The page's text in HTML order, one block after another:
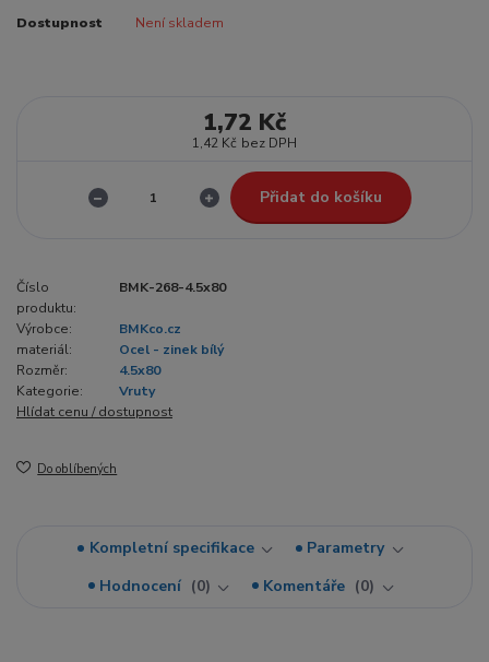
Dostupnost Není skladem
1,72 Kč
1,42 Kč bez DPH
Přidat do košíku
Číslo
produktu:
BMK-268-4.5x80
Výrobce:
BMKco.cz
materiál:
Ocel - zinek bílý
Rozměr:
4.5x80
Kategorie:
Vruty
Hlídat cenu / dostupnost
Do oblíbených
Kompletní specifikace
Parametry
Hodnocení
0 Komentáře 0